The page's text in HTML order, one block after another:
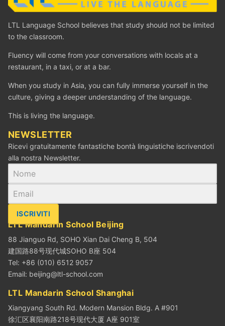
LTL Language School believes that study should not be limited
to the classroom.
Fluency will come from your conversations with locals at a
restaurant, in a taxi, or at a bar.
When you study in Asia, you can fully immerse yourself in the
culture, giving a deeper understanding of the language.
This is living the language.
NEWSLETTER
Ricevi gratuitamente fantastiche bontà linguistiche iscrivendoti
alla nostra Newsletter.
ISCRIVITI
LTL Mandarin School Beijing
88 Jianguo Rd, SOHO Xian Dai Cheng B, 504
建国路88号现代城SOHO B座 504
Tel: +86 (010) 6512 9057
Email: beijing@ltl-school.com
LTL Mandarin School Shanghai
Xiangyang South Rd. Modern Mansion Bldg. A #901
徐汇区襄阳南路218号现代大厦 A座 901室